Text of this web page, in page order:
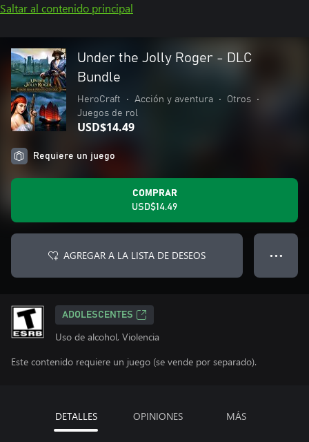
Saltar al contenido principal
Under the Jolly Roger - DLC
Bundle
HeroCraft • Acción y aventura • Otros
•
Juegos de rol
USD$14.49
Requiere un juego
COMPRAR
USD$14.49
AGREGAR A LA LISTA DE DESEOS ● ● ●
ADOLESCENTES
Uso de alcohol, Violencia
Este contenido requiere un juego (se vende por separado).
DETALLES OPINIONES MÁS